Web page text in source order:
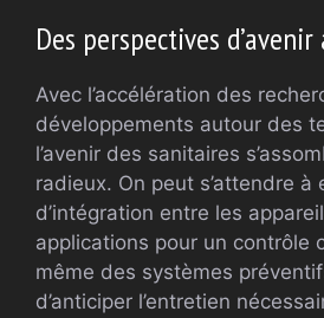
Des perspectives d’avenir
Avec l’accélération des
développements autour des
l’avenir des sanitaires
radieux. On peut s’attendre à
d’intégration entre les
applications pour un contrôle
même des systèmes
d’anticiper l’entretien